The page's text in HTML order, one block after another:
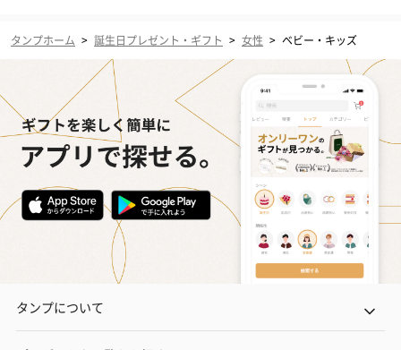
タンプホーム > 誕生日プレゼント・ギフト > 女性 > ベビー・キッズ
タンプについて